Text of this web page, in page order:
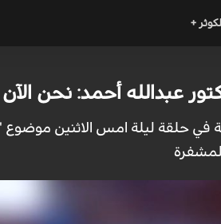
الكوثر +
عبدالله أحمد: نحن الآن
حلقة ليلة امس الاثنين موضوع